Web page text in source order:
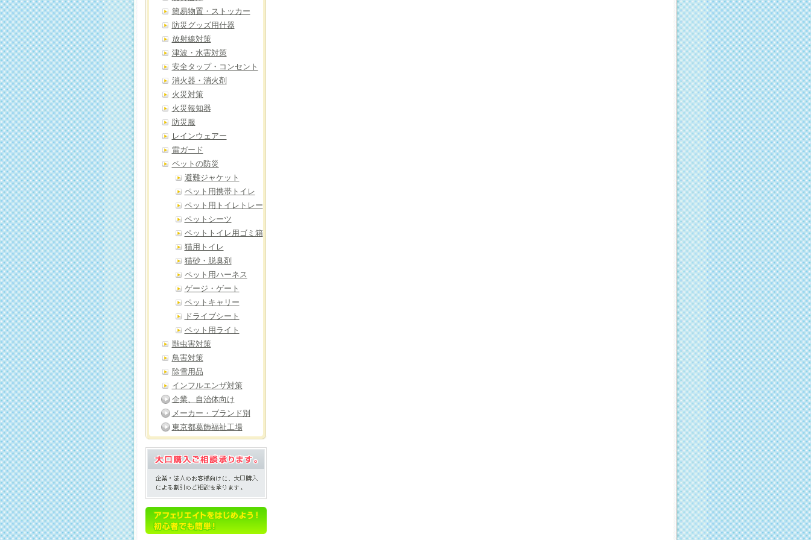
簡易物置・ストッカー
防災グッズ用什器
放射線対策
津波・水害対策
安全タップ・コンセント
消火器・消火剤
火災対策
火災報知器
防災服
レインウェアー
雷ガード
ペットの防災
避難ジャケット
ペット用携帯トイレ
ペット用トイレトレー
ペットシーツ
ペットトイレ用ゴミ箱
猫用トイレ
猫砂・脱臭剤
ペット用ハーネス
ゲージ・ゲート
ペットキャリー
ドライブシート
ペット用ライト
獣虫害対策
鳥害対策
除雪用品
インフルエンザ対策
企業、自治体向け
メーカー・ブランド別
東京都葛飾福祉工場